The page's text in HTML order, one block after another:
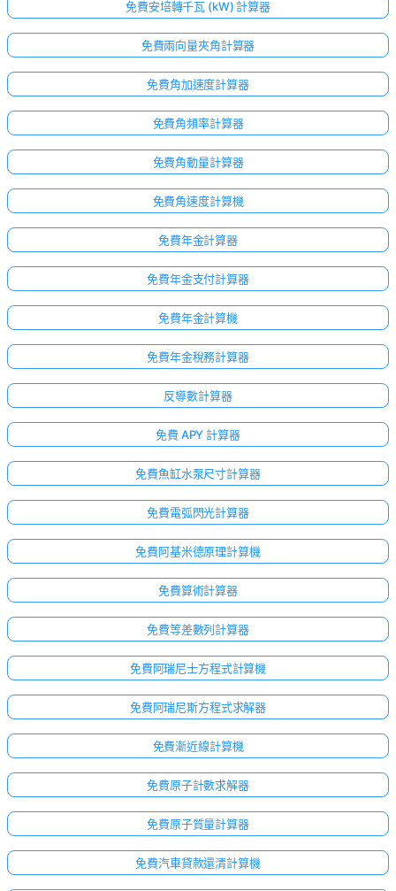
免費安培轉千瓦 (kW) 計算器
免費兩向量夾角計算器
免費角加速度計算器
免費角頻率計算器
免費角動量計算器
免費角速度計算機
免費年金計算器
免費年金支付計算器
免費年金計算機
免費年金稅務計算器
反導數計算器
免費 APY 計算器
免費魚缸水泵尺寸計算器
免費電弧閃光計算器
免費阿基米德原理計算機
免費算術計算器
免費等差數列計算器
免費阿瑞尼士方程式計算機
免費阿瑞尼斯方程式求解器
免費漸近線計算機
免費原子計數求解器
免費原子質量計算器
免費汽車貸款還清計算機